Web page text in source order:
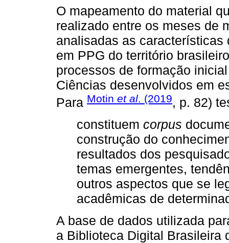
O mapeamento do material
realizado entre os meses de
analisadas as
em PPG do território
processos de formação
Ciências desenvolvidos em
Para Motin et al. (2019, p. 82)
constituem corpus
construção do
resultados dos
temas emergentes,
outros aspectos que se
acadêmicas de
A base de dados utilizada
a Biblioteca Digital Brasileira